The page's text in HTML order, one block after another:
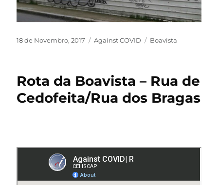
18 de Novembro, 2017 Against COVID Boavista
Rota da Boavista – Rua de
Cedofeita/Rua dos Bragas